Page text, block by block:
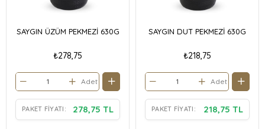
SAYGIN ÜZÜM PEKMEZİ 630G
₺278,75
Adet
PAKET FIYATI: 278,75 TL
SAYGIN DUT PEKMEZİ 630G
₺218,75
Adet
PAKET FIYATI: 218,75 TL